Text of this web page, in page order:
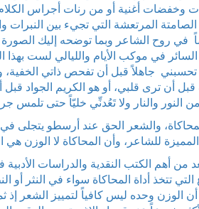
وخفضات أغنية أو من رنات أجراس
المرتعشة التي تجيء بين النبرات
في روح الشاعر وبما توضحه إليك
السائر في موكب الأيام والليالي لست
تحسبني جاهلاً قبل أن تفحص ذاتي
أن ترى قلبي، أو هو الكريم الجواد
والنار ولا تَعُدنِّي خليّاً حتى تلمس
والشعر الحق عند أرسطو يتجلى في
للشاعر، وأن المحاكاة لا الوزن هي
أهم الكتب النقدية والدراسات الأدبية
تتخذ أداة المحاكاة سواء في النثر أو
الوزن وحده ليس كافياً لتمييز الشعر